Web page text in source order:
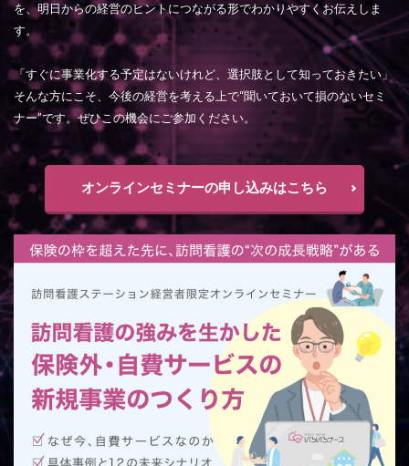
を、明日からの経営のヒントにつながる形でわかりやすくお伝えしま
す。
「すぐに事業化する予定はないけれど、選択肢として知っておきたい」
そんな方にこそ、今後の経営を考える上で“聞いておいて損のないセミ
ナー”です。ぜひこの機会にご参加ください。
オンラインセミナーの申し込みはこちら